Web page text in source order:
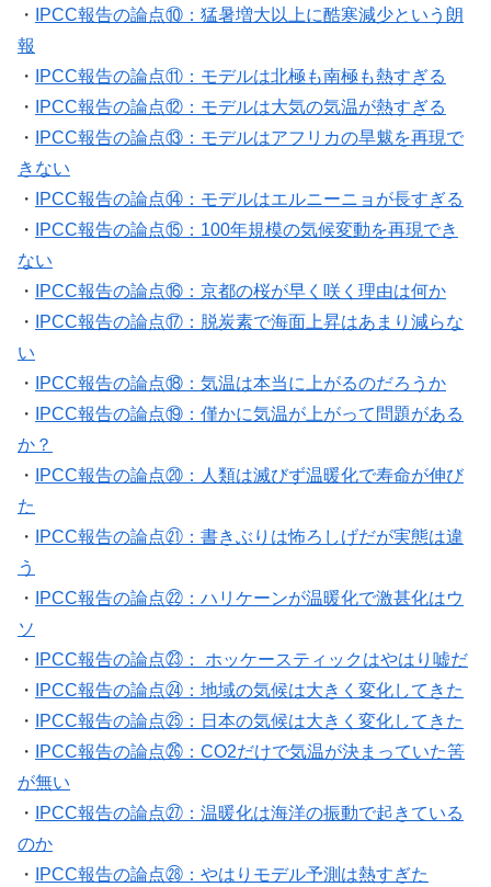
・
IPCC報告の論点⑩：猛暑増大以上に酷寒減少という朗
報
・
IPCC報告の論点⑪：モデルは北極も南極も熱すぎる
・
IPCC報告の論点⑫：モデルは大気の気温が熱すぎる
・
IPCC報告の論点⑬：モデルはアフリカの旱魃を再現で
きない
・
IPCC報告の論点⑭：モデルはエルニーニョが長すぎる
・
IPCC報告の論点⑮：100年規模の気候変動を再現でき
ない
・
IPCC報告の論点⑯：京都の桜が早く咲く理由は何か
・
IPCC報告の論点⑰：脱炭素で海面上昇はあまり減らな
い
・
IPCC報告の論点⑱：気温は本当に上がるのだろうか
・
IPCC報告の論点⑲：僅かに気温が上がって問題がある
か？
・
IPCC報告の論点⑳：人類は滅びず温暖化で寿命が伸び
た
・
IPCC報告の論点㉑：書きぶりは怖ろしげだが実態は違
う
・
IPCC報告の論点㉒：ハリケーンが温暖化で激甚化はウ
ソ
・
IPCC報告の論点㉓： ホッケースティックはやはり嘘だ
・
IPCC報告の論点㉔：地域の気候は大きく変化してきた
・
IPCC報告の論点㉕：日本の気候は大きく変化してきた
・
IPCC報告の論点㉖：CO2だけで気温が決まっていた筈
が無い
・
IPCC報告の論点㉗：温暖化は海洋の振動で起きている
のか
・
IPCC報告の論点㉘：やはりモデル予測は熱すぎた